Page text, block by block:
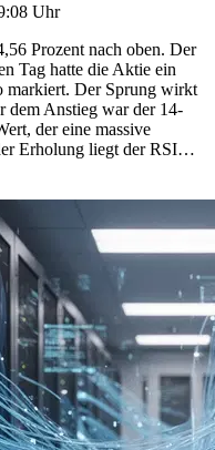
Uhr
Prozent nach oben. Der
Tag hatte die Aktie ein
markiert. Der Sprung wirkt
dem Anstieg war der 14-
der eine massive
Erholung liegt der RSI…